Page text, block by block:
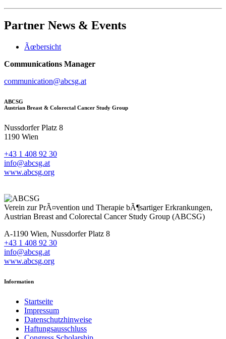
Partner News & Events
Ãœbersicht
Communications Manager
communication@abcsg.at
ABCSG
Austrian Breast & Colorectal Cancer Study Group
Nussdorfer Platz 8
1190 Wien
+43 1 408 92 30
info@abcsg.at
www.abcsg.org
Verein zur PrÃ¤vention und Therapie bÃ¶sartiger Erkrankungen,
Austrian Breast and Colorectal Cancer Study Group (ABCSG)
A-1190 Wien, Nussdorfer Platz 8
+43 1 408 92 30
info@abcsg.at
www.abcsg.org
Information
Startseite
Impressum
Datenschutzhinweise
Haftungsausschluss